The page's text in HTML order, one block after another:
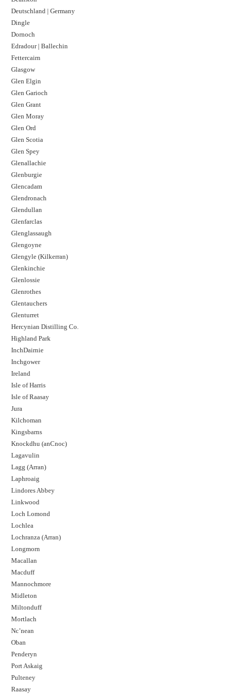
Deutschland | Germany
Dingle
Dornoch
Edradour | Ballechin
Fettercairn
Glasgow
Glen Elgin
Glen Garioch
Glen Grant
Glen Moray
Glen Ord
Glen Scotia
Glen Spey
Glenallachie
Glenburgie
Glencadam
Glendronach
Glendullan
Glenfarclas
Glenglassaugh
Glengoyne
Glengyle (Kilkerran)
Glenkinchie
Glenlossie
Glenrothes
Glentauchers
Glenturret
Hercynian Distilling Co.
Highland Park
InchDairnie
Inchgower
Ireland
Isle of Harris
Isle of Raasay
Jura
Kilchoman
Kingsbarns
Knockdhu (anCnoc)
Lagavulin
Lagg (Arran)
Laphroaig
Lindores Abbey
Linkwood
Loch Lomond
Lochlea
Lochranza (Arran)
Longmorn
Macallan
Macduff
Mannochmore
Midleton
Miltonduff
Mortlach
Nc’nean
Oban
Penderyn
Port Askaig
Pulteney
Raasay